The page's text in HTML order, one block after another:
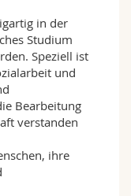
in der
Studium
Speziell ist
und
Bearbeitung
verstanden
ihre